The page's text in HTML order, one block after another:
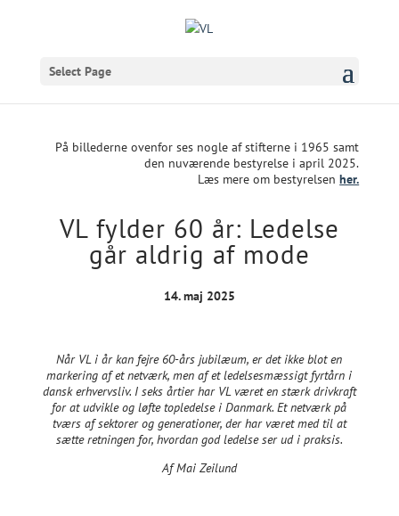
Select Page
På billederne ovenfor ses nogle af stifterne i 1965 samt
den nuværende bestyrelse i april 2025.
Læs mere om bestyrelsenher.
VL fylder 60 år: Ledelse
går aldrig af mode
14. maj 2025
Når VL i år kan fejre 60-års jubilæum, er det ikke blot en
markering af et netværk, men af et ledelsesmæssigt fyrtårn i
dansk erhvervsliv. I seks årtier har VL været en stærk drivkraft
for at udvikle og løfte topledelse i Danmark. Et netværk på
tværs af sektorer og generationer, der har været med til at
sætte retningen for, hvordan god ledelse ser ud i praksis.
Af Mai Zeilund